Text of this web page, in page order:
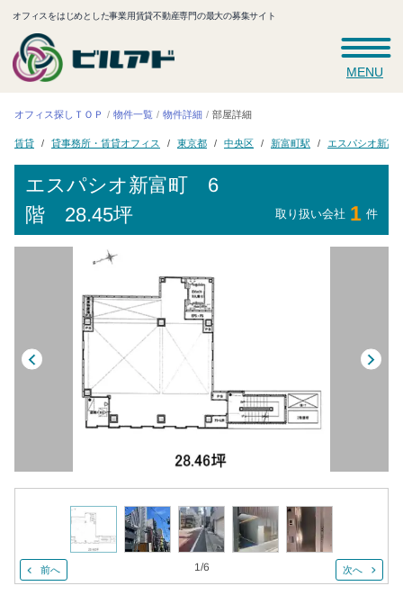
オフィスをはじめとした事業用賃貸不動産専門の最大の募集サイト
MENU
オフィス探しＴＯＰ 物件一覧 物件詳細 部屋詳細
賃貸 貸事務所・賃貸オフィス 東京都 中央区 新富町駅 エスパシオ新富
エスパシオ新富町 6
階 28.45坪 取り扱い会社 1 件
前へ 1/6 次へ